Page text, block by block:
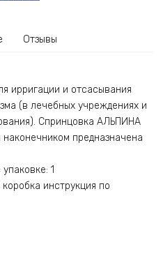
Отзывы
ирригации и отсасывания
(в лечебных учреждениях и
Спринцовка АЛЬПИНА
предназначена
1
инструкция по